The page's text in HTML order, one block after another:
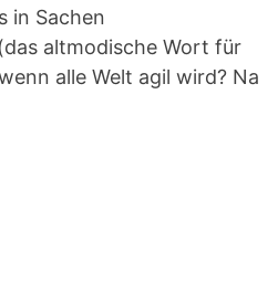
in Sachen
altmodische Wort für
alle Welt agil wird? Na